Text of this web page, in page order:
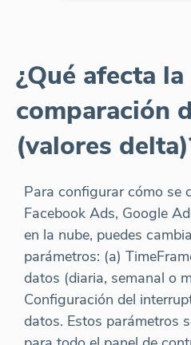
¿Qué afecta la
comparación
(valores
Para configurar cómo se
Facebook Ads, Google
en la nube, puedes
parámetros: (a)
datos (diaria, semanal o
Configuración del
datos. Estos parámetros